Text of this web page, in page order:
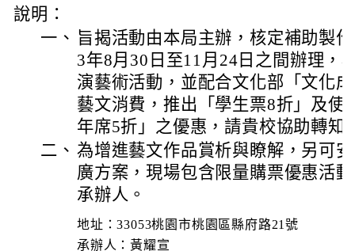
說明：
一、 旨揭活動由本局主辦，核定補助製
3年8月30日至11月24日之間辦理，
演藝術活動，並配合文化部「文化
藝文消費，推出「學生票8折」及使
年席5折」之優惠，請貴校協助轉知
二、 為增進藝文作品賞析與瞭解，另可
廣方案，現場包含限量購票優惠活
承辦人。
地址：33053桃園市桃園區縣府路21號
承辦人：黃耀宣